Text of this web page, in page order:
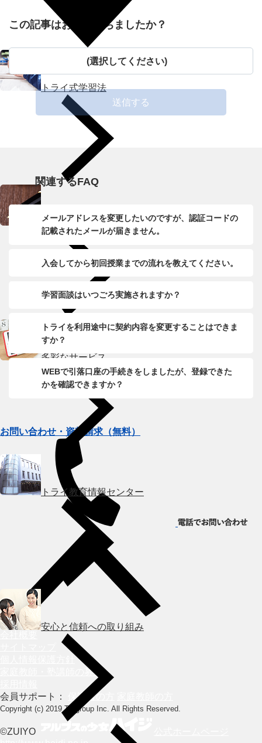
トライ式学習法
トライのプロ家庭教師
多彩なサービス
トライ教育情報センター
安心と信頼への取り組み
この記事はお役に立ちましたか？
(選択してください)
送信する
関連するFAQ
メールアドレスを変更したいのですが、認証コードの
記載されたメールが届きません。
入会してから初回授業までの流れを教えてください。
学習面談はいつごろ実施されますか？
トライを利用途中に契約内容を変更することはできま
すか？
WEBで引落口座の手続きをしましたが、登録できた
かを確認できますか？
お問い合わせ・資料請求（無料）
HOME
家庭教師・塾講師の募集
会員サポート：
保護者の方
Copyright (c) 2019 Trygroup Inc. All Rights Reserved.
©ZUIYO